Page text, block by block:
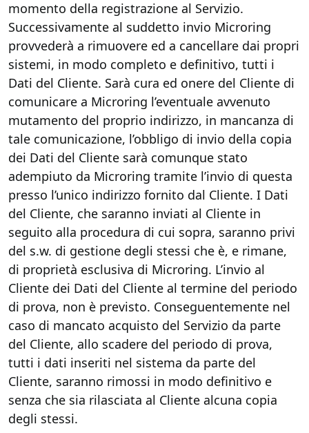
momento della registrazione al Servizio.
Successivamente al suddetto invio Microring
provvederà a rimuovere ed a cancellare dai propri
sistemi, in modo completo e definitivo, tutti i
Dati del Cliente. Sarà cura ed onere del Cliente di
comunicare a Microring l’eventuale avvenuto
mutamento del proprio indirizzo, in mancanza di
tale comunicazione, l’obbligo di invio della copia
dei Dati del Cliente sarà comunque stato
adempiuto da Microring tramite l’invio di questa
presso l’unico indirizzo fornito dal Cliente. I Dati
del Cliente, che saranno inviati al Cliente in
seguito alla procedura di cui sopra, saranno privi
del s.w. di gestione degli stessi che è, e rimane,
di proprietà esclusiva di Microring. L’invio al
Cliente dei Dati del Cliente al termine del periodo
di prova, non è previsto. Conseguentemente nel
caso di mancato acquisto del Servizio da parte
del Cliente, allo scadere del periodo di prova,
tutti i dati inseriti nel sistema da parte del
Cliente, saranno rimossi in modo definitivo e
senza che sia rilasciata al Cliente alcuna copia
degli stessi.